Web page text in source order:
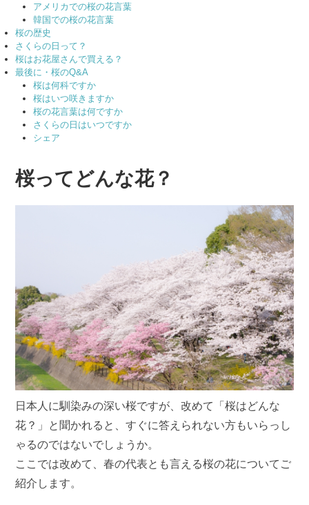
アメリカでの桜の花言葉
韓国での桜の花言葉
桜の歴史
さくらの日って？
桜はお花屋さんで買える？
最後に・桜のQ&A
桜は何科ですか
桜はいつ咲きますか
桜の花言葉は何ですか
さくらの日はいつですか
シェア
桜ってどんな花？
日本人に馴染みの深い桜ですが、改めて「桜はどんな
花？」と聞かれると、すぐに答えられない方もいらっし
ゃるのではないでしょうか。
ここでは改めて、春の代表とも言える桜の花についてご
紹介します。